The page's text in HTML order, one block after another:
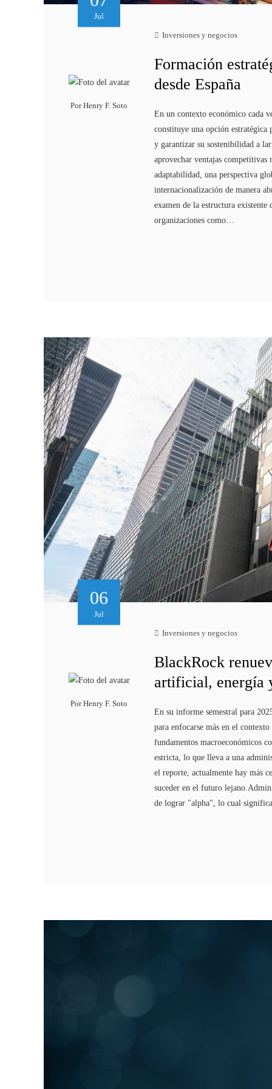
Jul
PorHenry F. Soto
Inversiones y negocios
Formación
desde España
En un contexto económico cada
constituye una opción estratégica
y garantizar su sostenibilidad a
aprovechar ventajas competitivas
adaptabilidad, una perspectiva
internacionalización de manera
examen de la estructura
organizaciones como…
06
Jul
PorHenry F. Soto
Inversiones y negocios
BlackRock
artificial, energía
En su informe semestral para
para enfocarse más en el
fundamentos macroeconómicos
estricta, lo que lleva a una
el reporte, actualmente hay más
suceder en el futuro
de lograr "alpha", lo cual